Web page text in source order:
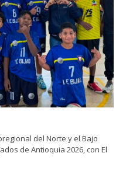
del Norte y el Bajo
de Antioquia 2026, con El